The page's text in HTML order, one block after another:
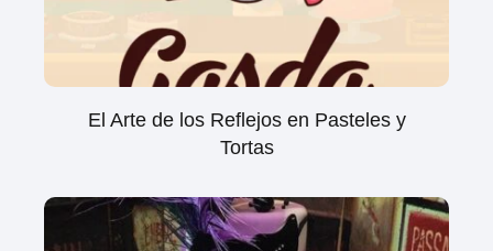
El Arte de los Reflejos en Pasteles y
Tortas